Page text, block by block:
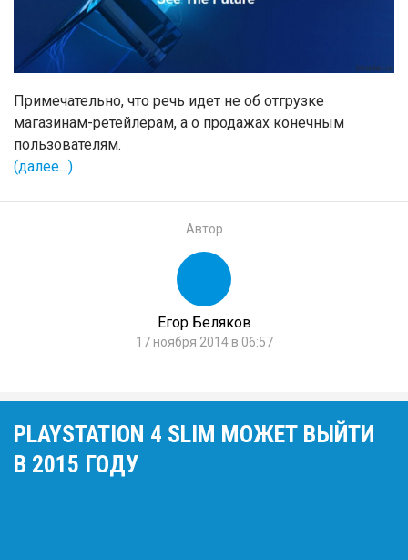
Примечательно, что речь идет не об отгрузке
магазинам-ретейлерам, а о продажах конечным
пользователям.
(далее…)
Автор
Егор Беляков
17 ноября 2014 в 06:57
PLAYSTATION 4 SLIM МОЖЕТ ВЫЙТИ
В 2015 ГОДУ